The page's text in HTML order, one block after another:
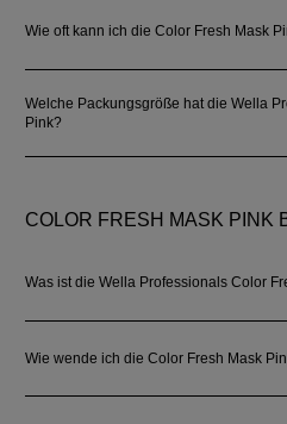
Wie oft kann ich die Color Fresh Mask
Welche Packungsgröße hat die Wella
Pink?
COLOR FRESH MASK PINK
Was ist die Wella Professionals Color
Wie wende ich die Color Fresh Mask